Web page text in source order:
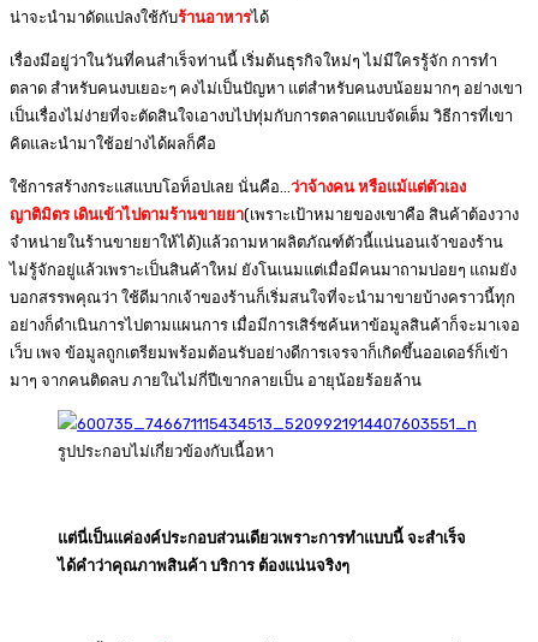
น่าจะนำมาดัดแปลงใช้กับร้านอาหารได้
เรื่องมีอยู่ว่าในวันที่คนสำเร็จท่านนี้ เริ่มต้นธุรกิจใหม่ๆ ไม่มีใครรู้จัก การทำ
ตลาด สำหรับคนงบเยอะๆ คงไม่เป็นปัญหา แต่สำหรับคนงบน้อยมากๆ อย่างเขา
เป็นเรื่องไม่ง่ายที่จะตัดสินใจเอางบไปทุ่มกับการตลาดแบบจัดเต็ม วิธีการที่เขา
คิดและนำมาใช้อย่างได้ผลก็คือ
ใช้การสร้างกระแสแบบโอท็อปเลย นั่นคือ…ว่าจ้างคน หรือแม้แต่ตัวเอง
ญาติมิตร เดินเข้าไปตามร้านขายยา(เพราะเป้าหมายของเขาคือ สินค้าต้องวาง
จำหน่ายในร้านขายยาให้ได้)แล้วถามหาผลิตภัณฑ์ตัวนี้แน่นอนเจ้าของร้าน
ไม่รู้จักอยู่แล้วเพราะเป็นสินค้าใหม่ ยังโนเนมแต่เมื่อมีคนมาถามบ่อยๆ แถมยัง
บอกสรรพคุณว่า ใช้ดีมากเจ้าของร้านก็เริ่มสนใจที่จะนำมาขายบ้างคราวนี้ทุก
อย่างก็ดำเนินการไปตามแผนการ เมื่อมีการเสิร์ซค้นหาข้อมูลสินค้าก็จะมาเจอ
เว็บ เพจ ข้อมูลถูกเตรียมพร้อมต้อนรับอย่างดีการเจรจาก็เกิดขึ้นออเดอร์ก็เข้า
มาๆ จากคนติดลบ ภายในไม่กี่ปีเขากลายเป็น อายุน้อยร้อยล้าน
รูปประกอบไม่เกี่ยวข้องกับเนื้อหา
แต่นี่เป็นแค่องค์ประกอบส่วนเดียวเพราะการทำแบบนี้ จะสำเร็จ
ได้คำว่าคุณภาพสินค้า บริการ ต้องแน่นจริงๆ